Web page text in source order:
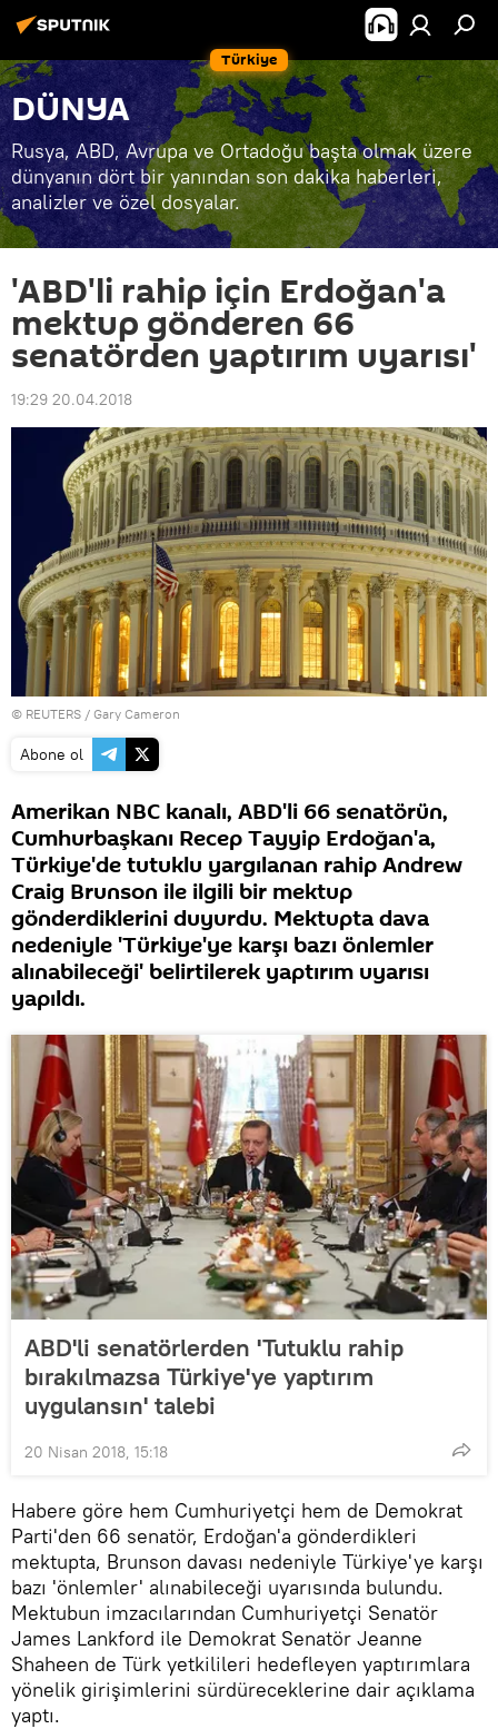
Türkiye
DÜNYA
Rusya, ABD, Avrupa ve Ortadoğu başta olmak üzere
dünyanın dört bir yanından son dakika haberleri,
analizler ve özel dosyalar.
'ABD'li rahip için Erdoğan'a
mektup gönderen 66
senatörden yaptırım uyarısı'
19:29 20.04.2018
© REUTERS / Gary Cameron
Abone ol
Amerikan NBC kanalı, ABD'li 66 senatörün,
Cumhurbaşkanı Recep Tayyip Erdoğan'a,
Türkiye'de tutuklu yargılanan rahip Andrew
Craig Brunson ile ilgili bir mektup
gönderdiklerini duyurdu. Mektupta dava
nedeniyle 'Türkiye'ye karşı bazı önlemler
alınabileceği' belirtilerek yaptırım uyarısı
yapıldı.
ABD'li senatörlerden 'Tutuklu rahip
bırakılmazsa Türkiye'ye yaptırım
uygulansın' talebi
20 Nisan 2018, 15:18
Habere göre hem Cumhuriyetçi hem de Demokrat
Parti'den 66 senatör, Erdoğan'a gönderdikleri
mektupta, Brunson davası nedeniyle Türkiye'ye karşı
bazı 'önlemler' alınabileceği uyarısında bulundu.
Mektubun imzacılarından Cumhuriyetçi Senatör
James Lankford ile Demokrat Senatör Jeanne
Shaheen de Türk yetkilileri hedefleyen yaptırımlara
yönelik girişimlerini sürdüreceklerine dair açıklama
yaptı.